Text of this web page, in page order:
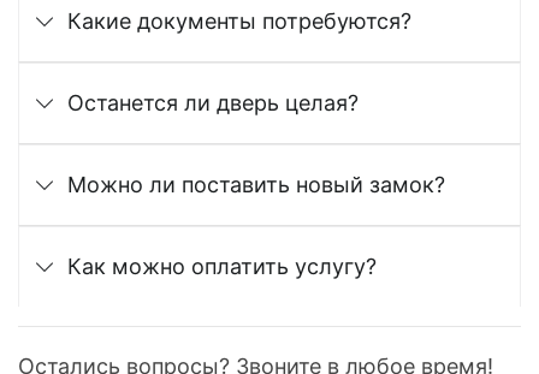
Какие документы потребуются?
Останется ли дверь целая?
Можно ли поставить новый замок?
Как можно оплатить услугу?
Остались вопросы? Звоните в любое время!